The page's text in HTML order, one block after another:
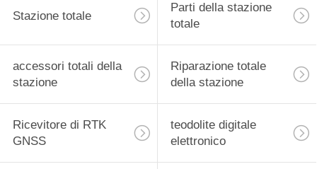
Stazione totale
Parti della stazione
totale
accessori totali della
stazione
Riparazione totale
della stazione
Ricevitore di RTK
GNSS
teodolite digitale
elettronico